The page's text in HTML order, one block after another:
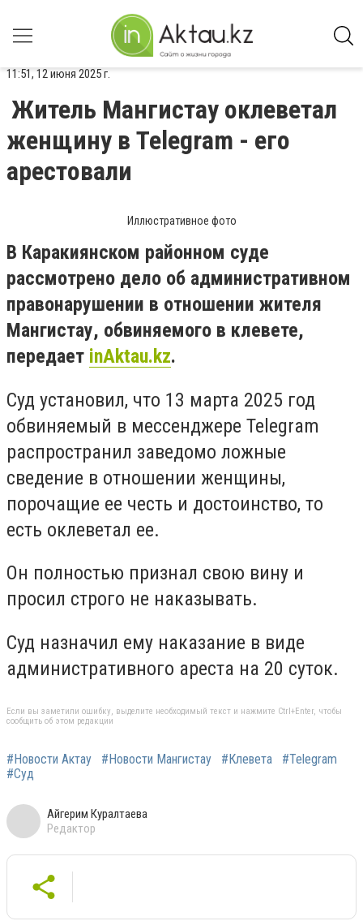
11:51, 12 июня 2025 г.
Житель Мангистау оклеветал
женщину в Telegram - его
арестовали
Иллюстративное фото
В Каракиянском районном суде
рассмотрено дело об административном
правонарушении в отношении жителя
Мангистау, обвиняемого в клевете,
передает inAktau.kz.
Суд установил, что 13 марта 2025 год
обвиняемый в мессенджере Telegram
распространил заведомо ложные
сведение в отношении женщины,
порочащие ее честь и достоинство, то
есть оклеветал ее.
Он полностью признал свою вину и
просил строго не наказывать.
Суд назначил ему наказание в виде
административного ареста на 20 суток.
Если вы заметили ошибку, выделите необходимый текст и нажмите Ctrl+Enter, чтобы
сообщить об этом редакции
#Новости Актау #Новости Мангистау #Клевета
#Telegram
#Суд
Айгерим Куралтаева
Редактор